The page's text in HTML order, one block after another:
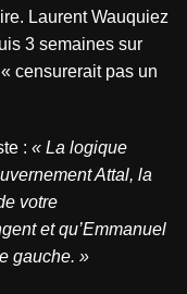
Laurent Wauquiez
3 semaines sur
censurerait pas un
: « La logique
Attal, la
votre
et qu’Emmanuel
gauche. »